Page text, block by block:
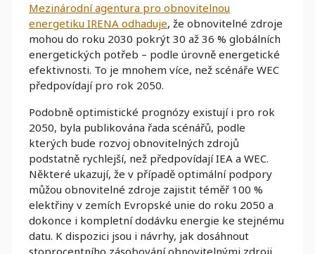
Mezinárodní agentura pro obnovitelnou
energetiku IRENA odhaduje, že obnovitelné zdroje
mohou do roku 2030 pokrýt 30 až 36 % globálních
energetických potřeb – podle úrovně energetické
efektivnosti. To je mnohem více, než scénáře WEC
předpovídají pro rok 2050.
Podobně optimistické prognózy existují i pro rok
2050, byla publikována řada scénářů, podle
kterých bude rozvoj obnovitelných zdrojů
podstatně rychlejší, než předpovídají IEA a WEC.
Některé ukazují, že v případě optimální podpory
můžou obnovitelné zdroje zajistit téměř 100 %
elektřiny v zemích Evropské unie do roku 2050 a
dokonce i kompletní dodávku energie ke stejnému
datu. K dispozici jsou i návrhy, jak dosáhnout